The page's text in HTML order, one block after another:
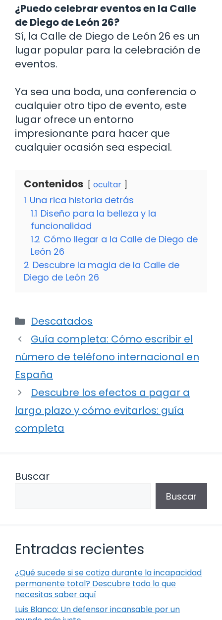
¿Puedo celebrar eventos en la Calle
de Diego de León 26?
Sí, la Calle de Diego de León 26 es un
lugar popular para la celebración de
eventos.
Ya sea una boda, una conferencia o
cualquier otro tipo de evento, este
lugar ofrece un entorno
impresionante para hacer que
cualquier ocasión sea especial.
Contenidos ocultar
1 Una rica historia detrás
1.1 Diseño para la belleza y la
funcionalidad
1.2 Cómo llegar a la Calle de Diego de
León 26
2 Descubre la magia de la Calle de
Diego de León 26
Categorías
Descatados
Guía completa: Cómo escribir el
número de teléfono internacional en
España
Descubre los efectos a pagar a
largo plazo y cómo evitarlos: guía
completa
Buscar
Buscar
Entradas recientes
¿Qué sucede si se cotiza durante la incapacidad
permanente total? Descubre todo lo que
necesitas saber aquí
Luis Blanco: Un defensor incansable por un